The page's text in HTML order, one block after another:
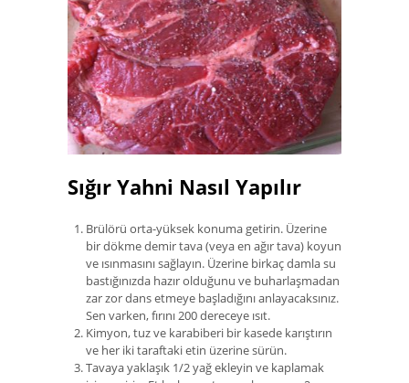
Sığır Yahni Nasıl Yapılır
Brülörü orta-yüksek konuma getirin. Üzerine
bir dökme demir tava (veya en ağır tava) koyun
ve ısınmasını sağlayın. Üzerine birkaç damla su
bastığınızda hazır olduğunu ve buharlaşmadan
zar zor dans etmeye başladığını anlayacaksınız.
Sen varken, fırını 200 dereceye ısıt.
Kimyon, tuz ve karabiberi bir kasede karıştırın
ve her iki taraftaki etin üzerine sürün.
Tavaya yaklaşık 1/2 yağ ekleyin ve kaplamak